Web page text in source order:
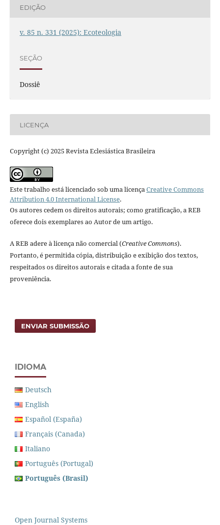
EDIÇÃO
v. 85 n. 331 (2025): Ecoteologia
SEÇÃO
Dossiê
LICENÇA
Copyright (c) 2025 Revista Eclesiástica Brasileira
Este trabalho está licenciado sob uma licençaCreative Commons
Attribution 4.0 International License.
Os autores cedem os direitos autorais; como gratificação, a REB
oferece dois exemplares ao Autor de um artigo.
A REB adere à licença não comercial (Creative Commons).
Portanto, é permitida cópia, distribuição e exibição dos textos,
respeitados os direitos autorais e citada a fonte de sua
proveniência.
ENVIAR SUBMISSÃO
IDIOMA
Deutsch
English
Español (España)
Français (Canada)
Italiano
Português (Portugal)
Português (Brasil)
Open Journal Systems